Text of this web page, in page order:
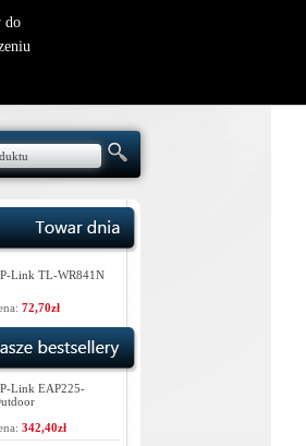
nowy klient
Link TL-WR841N
72,70zł
Link EAP225-
342,40zł
do